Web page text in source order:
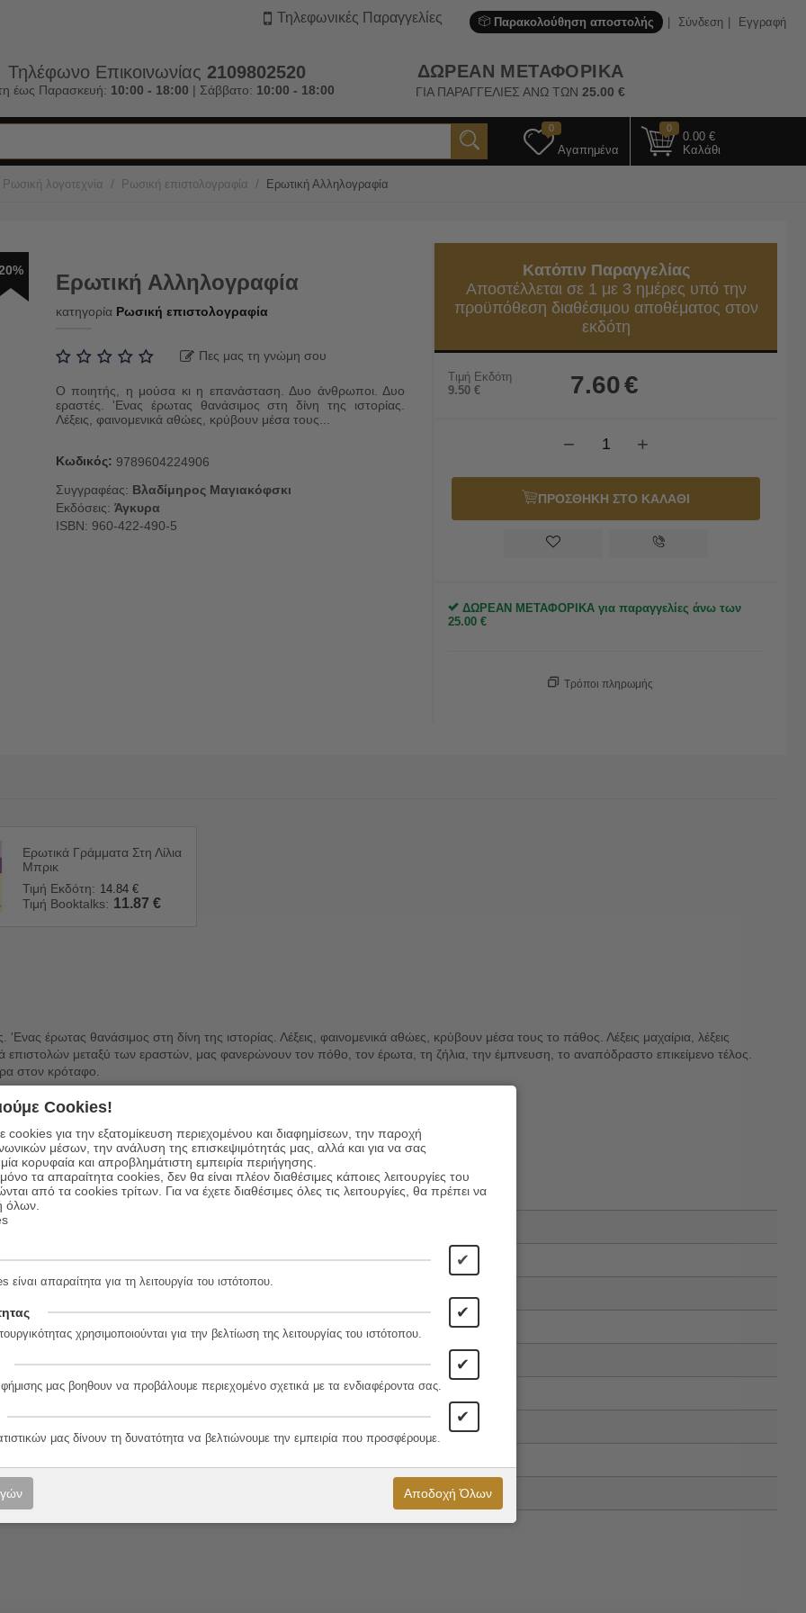
Παρακολούθηση αποστολής Σύνδεση Εγγραφή
Τηλεφωνικές Παραγγελίες
Τηλέφωνο Επικοινωνίας 2109802520
έως Παρασκευή: 10:00 - 18:00 | Σάββατο: 10:00 - 18:00
ΔΩΡΕΑΝ ΜΕΤΑΦΟΡΙΚΑ
ΓΙΑ ΠΑΡΑΓΓΕΛΙΕΣ ΑΝΩ ΤΩΝ25.00 €
0
Αγαπημένα
0
0.00 €
Καλάθι
Ρωσική λογοτεχνία / Ρωσική επιστολογραφία / Ερωτική Αλληλογραφία
Ερωτική Αλληλογραφία
κατηγορία Ρωσική επιστολογραφία
Πες μας τη γνώμη σου
Ο ποιητής, η μούσα κι η επανάσταση. Δυο άνθρωποι. Δυο
εραστές. 'Ενας έρωτας θανάσιμος στη δίνη της ιστορίας.
Λέξεις, φαινομενικά αθώες, κρύβουν μέσα τους...
Κωδικός: 9789604224906
Συγγραφέας: Βλαδίμηρος Μαγιακόφσκι
Εκδόσεις: Άγκυρα
ISBN: 960-422-490-5
Κατόπιν Παραγγελίας
Αποστέλλεται σε 1 με 3 ημέρες υπό την
προϋπόθεση διαθέσιμου αποθέματος στον
εκδότη
Τιμή Εκδότη
9.50 € 7.60€
+
−
ΠΡΟΣΘΗΚΗ ΣΤΟ ΚΑΛΑΘΙ
ΔΩΡΕΑΝ ΜΕΤΑΦΟΡΙΚΑ για παραγγελίες άνω των
25.00 €
Τρόποι πληρωμής
Ερωτικά Γράμματα Στη Λίλια
Μπρικ
Τιμή Εκδότη: 14.84 €
Τιμή Booktalks: 11.87 €
έρωτας θανάσιμος στη δίνη της ιστορίας. Λέξεις, φαινομενικά αθώες, κρύβουν μέσα τους το πάθος. Λέξεις μαχαίρια, λέξεις
επιστολών μεταξύ των εραστών, μας φανερώνουν τον πόθο, τον έρωτα, τη ζήλια, την έμπνευση, το αναπόδραστο επικείμενο τέλος.
στον κρόταφο.
6
Cookies!
cookies για την εξατομίκευση περιεχομένου και διαφημίσεων, την παροχή
μέσων, την ανάλυση της επισκεψιμότητάς μας, αλλά και για να σας
κορυφαία και απροβλημάτιστη εμπειρία περιήγησης.
τα απαραίτητα cookies, δεν θα είναι πλέον διαθέσιμες κάποιες λειτουργίες του
από τα cookies τρίτων. Για να έχετε διαθέσιμες όλες τις λειτουργίες, θα πρέπει να
όλων.
✔
είναι απαραίτητα για τη λειτουργία του ιστότοπου.
✔
χρησιμοποιούνται για την βελτίωση της λειτουργίας του ιστότοπου.
✔
μας βοηθουν να προβάλουμε περιεχομένο σχετικά με τα ενδιαφέροντα σας.
✔
μας δίνουν τη δυνατότητα να βελτιώνουμε την εμπειρία που προσφέρουμε.
Αποδοχή Όλων